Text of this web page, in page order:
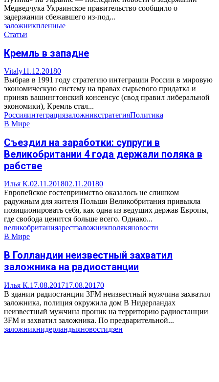
Медведчука Украинское правительство сообщило о
задержании сбежавшего из-под...
заложникпленные
Статьи
Кремль в западне
Vitaly11.12.20180
Выбрав в 1991 году стратегию интеграции России в мировую
экономическую систему на правах сырьевого придатка и
приняв вашингтонский консенсус (свод правил либеральной
экономики), Кремль стал...
РоссияинтеграциязаложникстратегияПолитика
В Мире
Съездил на заработки: супруги в
Великобритании 4 года держали поляка в
рабстве
Илья К.02.11.201802.11.20180
Европейское гостеприимство оказалось не слишком
радужным для жителя Польши Великобритания привыкла
позиционировать себя, как одна из ведущих держав Европы,
где свобода ценится больше всего. Однако...
великобританияарестзаложникполякяновости
В Мире
В Голландии неизвестный захватил
заложника на радиостанции
Илья К.17.08.201717.08.20170
В здании радиостанции 3FM неизвестный мужчина захватил
заложника, полиция окружила дом В Нидерландах
неизвестный мужчина проник на территорию радиостанции
3FM и захватил заложника. По предварительной...
заложникнидерландыяновостидзен